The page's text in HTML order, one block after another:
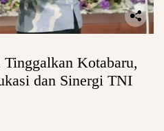
Kotabaru,
dan Sinergi TNI